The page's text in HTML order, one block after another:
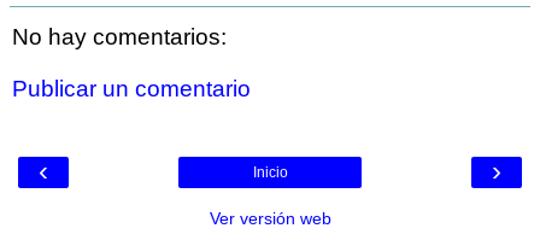
No hay comentarios:
Publicar un comentario
‹ ›
Inicio
Ver versión web